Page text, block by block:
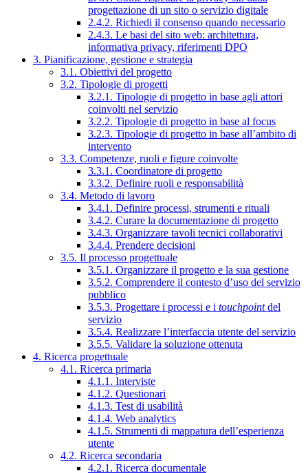
progettazione di un sito o servizio digitale
2.4.2. Richiedi il consenso quando necessario
2.4.3. Le basi del sito web: architettura,
informativa privacy, riferimenti DPO
3. Pianificazione, gestione e strategia
3.1. Obiettivi del progetto
3.2. Tipologie di progetti
3.2.1. Tipologie di progetto in base agli attori
coinvolti nel servizio
3.2.2. Tipologie di progetto in base al focus
3.2.3. Tipologie di progetto in base all’ambito di
intervento
3.3. Competenze, ruoli e figure coinvolte
3.3.1. Coordinatore di progetto
3.3.2. Definire ruoli e responsabilità
3.4. Metodo di lavoro
3.4.1. Definire processi, strumenti e rituali
3.4.2. Curare la documentazione di progetto
3.4.3. Organizzare tavoli tecnici collaborativi
3.4.4. Prendere decisioni
3.5. Il processo progettuale
3.5.1. Organizzare il progetto e la sua gestione
3.5.2. Comprendere il contesto d’uso del servizio
pubblico
3.5.3. Progettare i processi e i touchpointdel
servizio
3.5.4. Realizzare l’interfaccia utente del servizio
3.5.5. Validare la soluzione ottenuta
4. Ricerca progettuale
4.1. Ricerca primaria
4.1.1. Interviste
4.1.2. Questionari
4.1.3. Test di usabilità
4.1.4. Web analytics
4.1.5. Strumenti di mappatura dell’esperienza
utente
4.2. Ricerca secondaria
4.2.1. Ricerca documentale